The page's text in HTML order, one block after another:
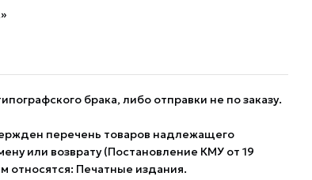
брака, либо отправки не по заказу.
перечень товаров надлежащего
или возврату (Постановление КМУ от 19
относятся: Печатные издания.